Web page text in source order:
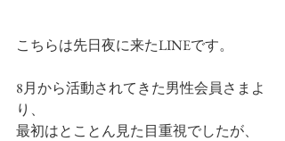
こちらは先日夜に来たLINEです。
8月から活動されてきた男性会員さまよ
り、
最初はとことん見た目重視でしたが、